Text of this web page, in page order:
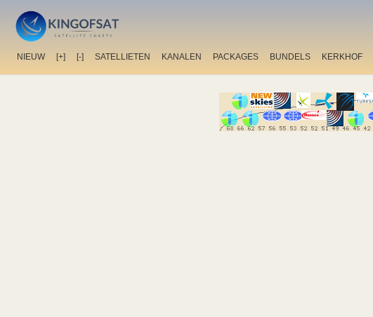
NIEUW [+] [-] SATELLIETEN KANALEN PACKAGES BUNDELS KERKHOF